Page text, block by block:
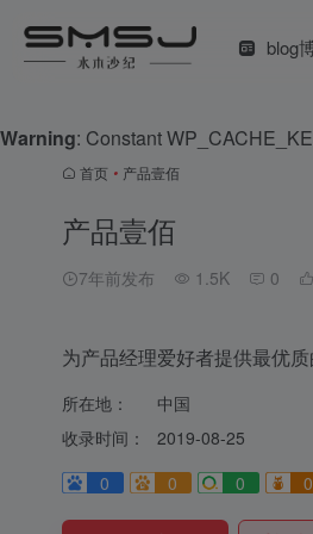
Warning: Constant
blog
首页 • 产品壹佰
产品壹佰
7年前发布 1.5K 0
为产品经理爱好者提供最优
所在地：
中国
收录时间：
2019-08-25
0
0 0 0